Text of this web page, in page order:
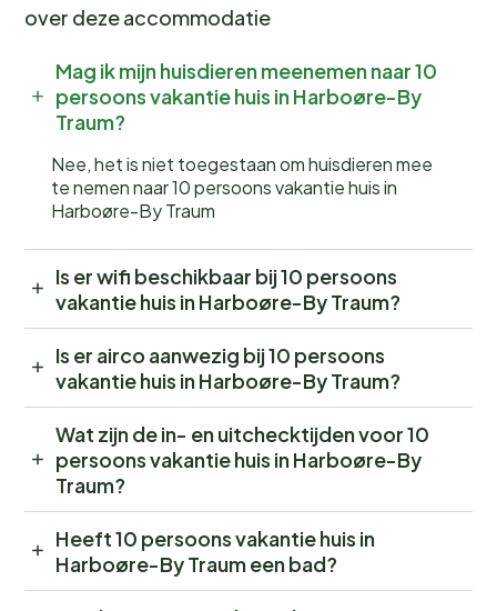
over deze accommodatie
Mag ik mijn huisdieren meenemen naar 10
persoons vakantie huis in Harboøre-By
Traum?
Nee, het is niet toegestaan om huisdieren mee
te nemen naar 10 persoons vakantie huis in
Harboøre-By Traum
Is er wifi beschikbaar bij 10 persoons
vakantie huis in Harboøre-By Traum?
Is er airco aanwezig bij 10 persoons
vakantie huis in Harboøre-By Traum?
Wat zijn de in- en uitchecktijden voor 10
persoons vakantie huis in Harboøre-By
Traum?
Heeft 10 persoons vakantie huis in
Harboøre-By Traum een bad?